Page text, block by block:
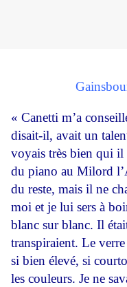
« Canetti m’a
disait-il, avait un
voyais très bien qui il
du piano au Milord
du reste, mais il ne
moi et je lui sers à
blanc sur blanc. Il
transpiraient. Le
si bien élevé, si
les couleurs. Je ne